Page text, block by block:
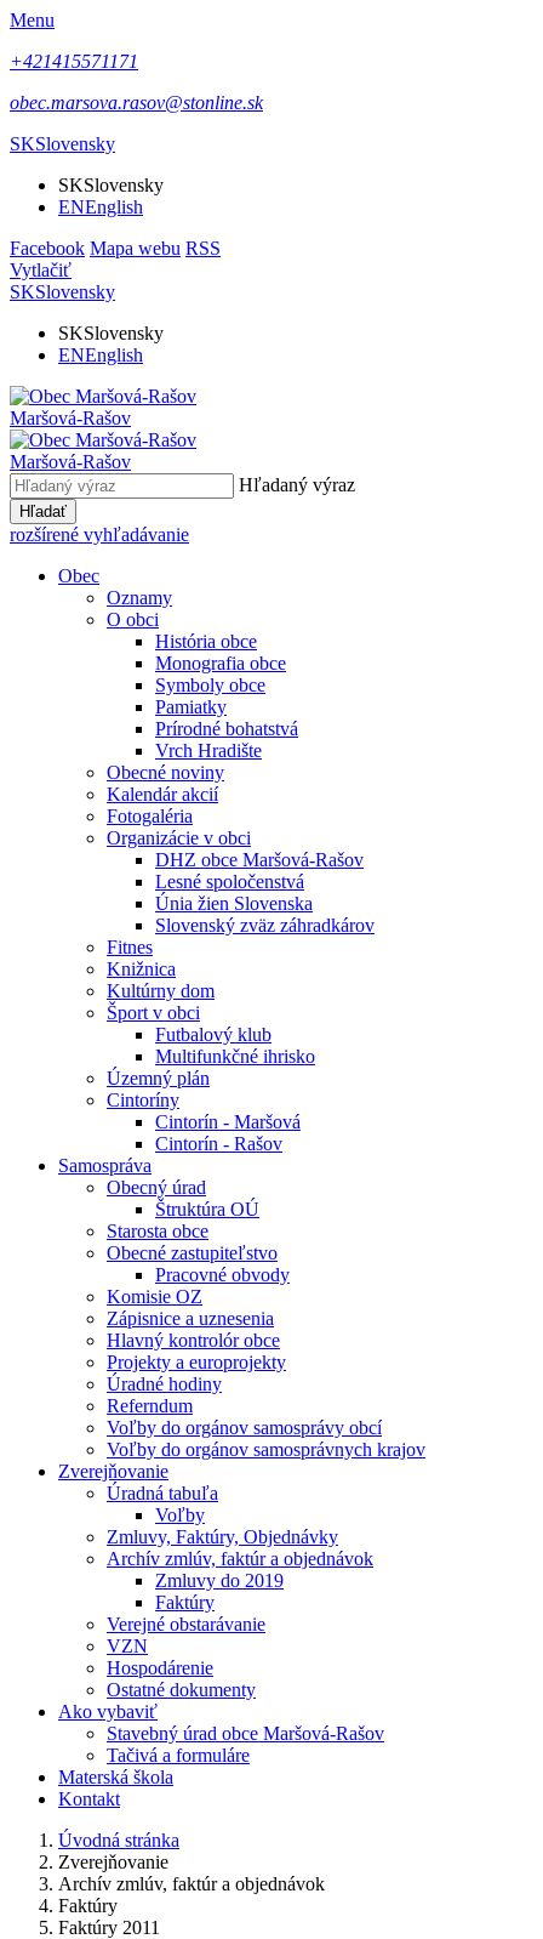
Menu
+421415571171
obec.marsova.rasov@stonline.sk
SKSlovensky
SKSlovensky
ENEnglish
Facebook Mapa webu RSS
Vytlačiť
SKSlovensky
SKSlovensky
ENEnglish
Maršová-Rašov
Maršová-Rašov
Hľadaný výraz
Hľadať
rozšírené vyhľadávanie
Obec
Oznamy
O obci
História obce
Monografia obce
Symboly obce
Pamiatky
Prírodné bohatstvá
Vrch Hradište
Obecné noviny
Kalendár akcií
Fotogaléria
Organizácie v obci
DHZ obce Maršová-Rašov
Lesné spoločenstvá
Únia žien Slovenska
Slovenský zväz záhradkárov
Fitnes
Knižnica
Kultúrny dom
Šport v obci
Futbalový klub
Multifunkčné ihrisko
Územný plán
Cintoríny
Cintorín - Maršová
Cintorín - Rašov
Samospráva
Obecný úrad
Štruktúra OÚ
Starosta obce
Obecné zastupiteľstvo
Pracovné obvody
Komisie OZ
Zápisnice a uznesenia
Hlavný kontrolór obce
Projekty a europrojekty
Úradné hodiny
Referndum
Voľby do orgánov samosprávy obcí
Voľby do orgánov samosprávnych krajov
Zverejňovanie
Úradná tabuľa
Voľby
Zmluvy, Faktúry, Objednávky
Archív zmlúv, faktúr a objednávok
Zmluvy do 2019
Faktúry
Verejné obstarávanie
VZN
Hospodárenie
Ostatné dokumenty
Ako vybaviť
Stavebný úrad obce Maršová-Rašov
Tačivá a formuláre
Materská škola
Kontakt
Úvodná stránka
Zverejňovanie
Archív zmlúv, faktúr a objednávok
Faktúry
Faktúry 2011